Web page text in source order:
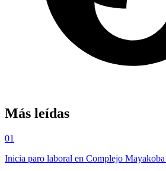
Más leídas
01
Inicia paro laboral en Complejo